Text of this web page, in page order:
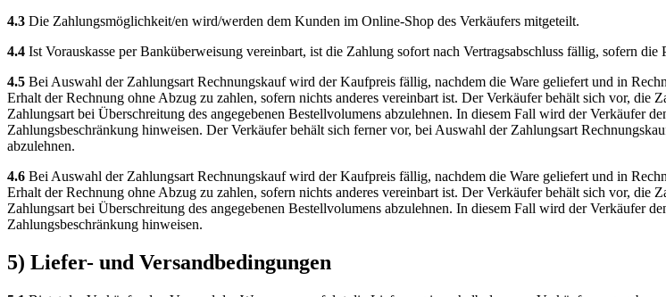
4.3 Die Zahlungsmöglichkeit/en wird/werden dem Kunden im Online-Shop des Verkäufers mitgeteilt.
4.4 Ist Vorauskasse per Banküberweisung vereinbart, ist die Zahlung sofort nach Vertragsabschluss fällig, sofern
4.5 Bei Auswahl der Zahlungsart Rechnungskauf wird der Kaufpreis fällig, nachdem die Ware geliefert und in
Erhalt der Rechnung ohne Abzug zu zahlen, sofern nichts anderes vereinbart ist. Der Verkäufer behält sich vor, die
Zahlungsart bei Überschreitung des angegebenen Bestellvolumens abzulehnen. In diesem Fall wird der Verkäufer
Zahlungsbeschränkung hinweisen. Der Verkäufer behält sich ferner vor, bei Auswahl der Zahlungsart
abzulehnen.
4.6 Bei Auswahl der Zahlungsart Rechnungskauf wird der Kaufpreis fällig, nachdem die Ware geliefert und in
Erhalt der Rechnung ohne Abzug zu zahlen, sofern nichts anderes vereinbart ist. Der Verkäufer behält sich vor, die
Zahlungsart bei Überschreitung des angegebenen Bestellvolumens abzulehnen. In diesem Fall wird der Verkäufer
Zahlungsbeschränkung hinweisen.
5) Liefer- und Versandbedingungen